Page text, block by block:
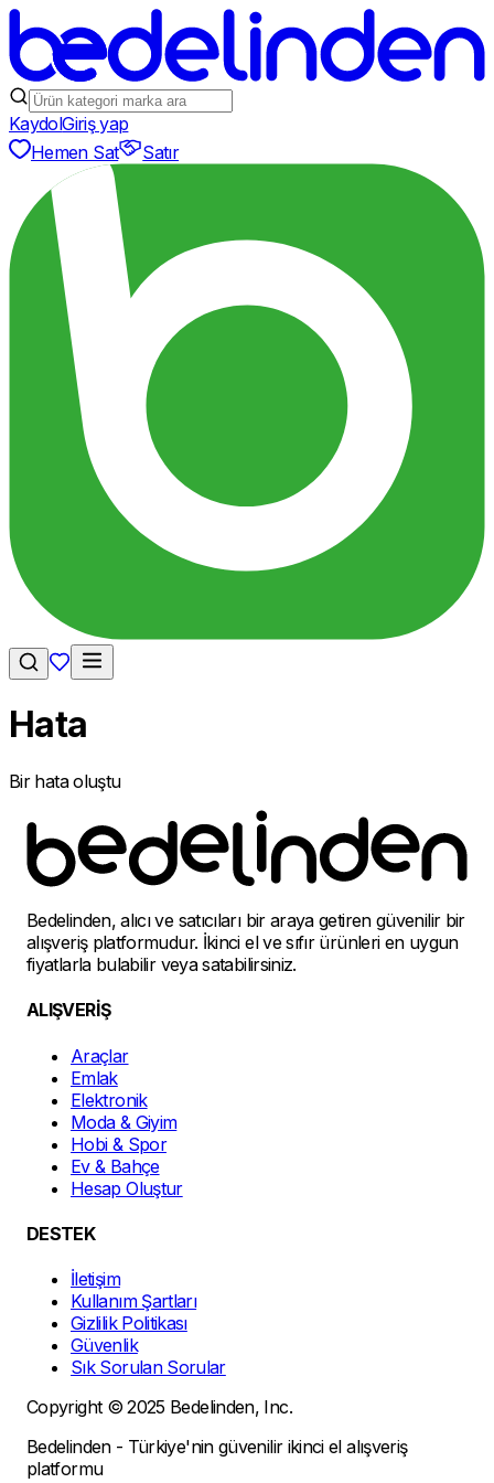
KaydolGiriş yap
Hemen Sat
Satır
Hata
Bir hata oluştu
Bedelinden, alıcı ve satıcıları bir araya getiren güvenilir bir
alışveriş platformudur. İkinci el ve sıfır ürünleri en uygun
fiyatlarla bulabilir veya satabilirsiniz.
ALIŞVERİŞ
Araçlar
Emlak
Elektronik
Moda & Giyim
Hobi & Spor
Ev & Bahçe
Hesap Oluştur
DESTEK
İletişim
Kullanım Şartları
Gizlilik Politikası
Güvenlik
Sık Sorulan Sorular
Copyright © 2025 Bedelinden, Inc.
Bedelinden - Türkiye'nin güvenilir ikinci el alışveriş
platformu